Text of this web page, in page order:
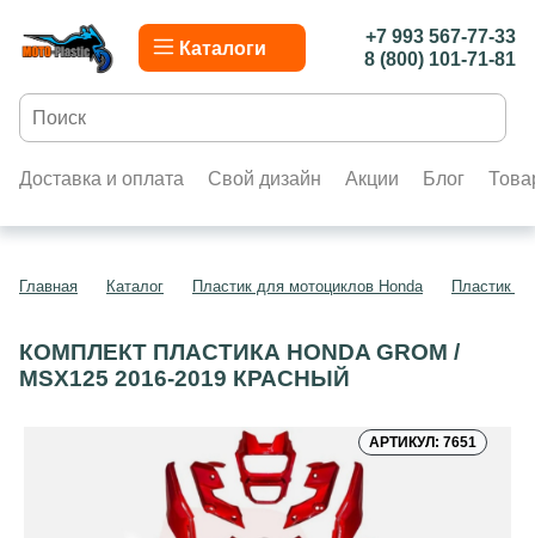
Каталоги
+7 993 567-77-33
8 (800) 101-71-81
Доставка и оплата Свой дизайн Акции Блог
Главная Каталог Пластик для мотоциклов Honda Пластик
КОМПЛЕКТ ПЛАСТИКА HONDA GROM /
MSX125 2016-2019 КРАСНЫЙ
АРТИКУЛ: 7651